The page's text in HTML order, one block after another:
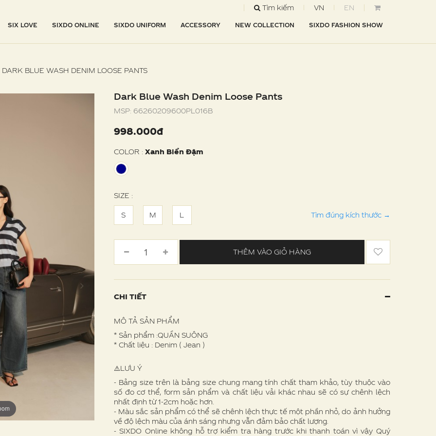
Tìm kiếm VN EN
SIX LOVE SIXDO ONLINE SIXDO UNIFORM ACCESSORY NEW COLLECTION SIXDO FASHION SHOW
DARK BLUE WASH DENIM LOOSE PANTS
Dark Blue Wash Denim Loose Pants
MSP: 66260209600PL016B
998.000đ
COLOR : Xanh Biển Đậm
SIZE :
S M L Tìm đúng kích thước →
THÊM VÀO GIỎ HÀNG
CHI TIẾT
MÔ TẢ SẢN PHẨM
* Sản phẩm :QUẦN SUÔNG
* Chất liệu : Denim ( Jean )
⚠️LƯU Ý
- Bảng size trên là bảng size chung mang tính chất tham khảo, tùy thuộc vào
số đo cơ thể, form sản phẩm và chất liệu vải khác nhau sẽ có sự chênh lệch
nhất định từ 1-2cm hoặc hơn.
- Màu sắc sản phẩm có thể sẽ chênh lệch thực tế một phần nhỏ, do ảnh hưởng
về độ lệch màu của ánh sáng nhưng vẫn đảm bảo chất lượng.
- SIXDO Online không hỗ trợ kiểm tra hàng trước khi thanh toán vì vậy Quý